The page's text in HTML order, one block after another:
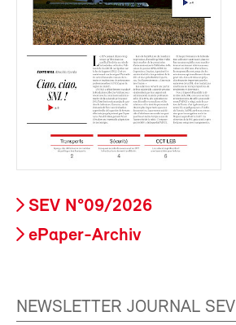
SEV N°09/2026
ePaper-Archiv
NEWSLETTER JOURNAL SEV